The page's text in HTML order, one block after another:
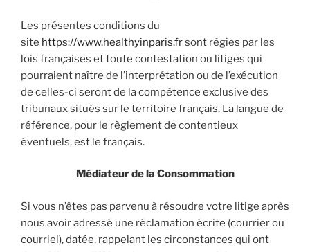
Les présentes conditions du
site https://www.healthyinparis.frsont régies par les
lois françaises et toute contestation ou litiges qui
pourraient naître de l’interprétation ou de l’exécution
de celles-ci seront de la compétence exclusive des
tribunaux situés sur le territoire français. La langue de
référence, pour le règlement de contentieux
éventuels, est le français.
Médiateur de la Consommation
Si vous n’êtes pas parvenu à résoudre votre litige après
nous avoir adressé une réclamation écrite (courrier ou
courriel), datée, rappelant les circonstances qui ont